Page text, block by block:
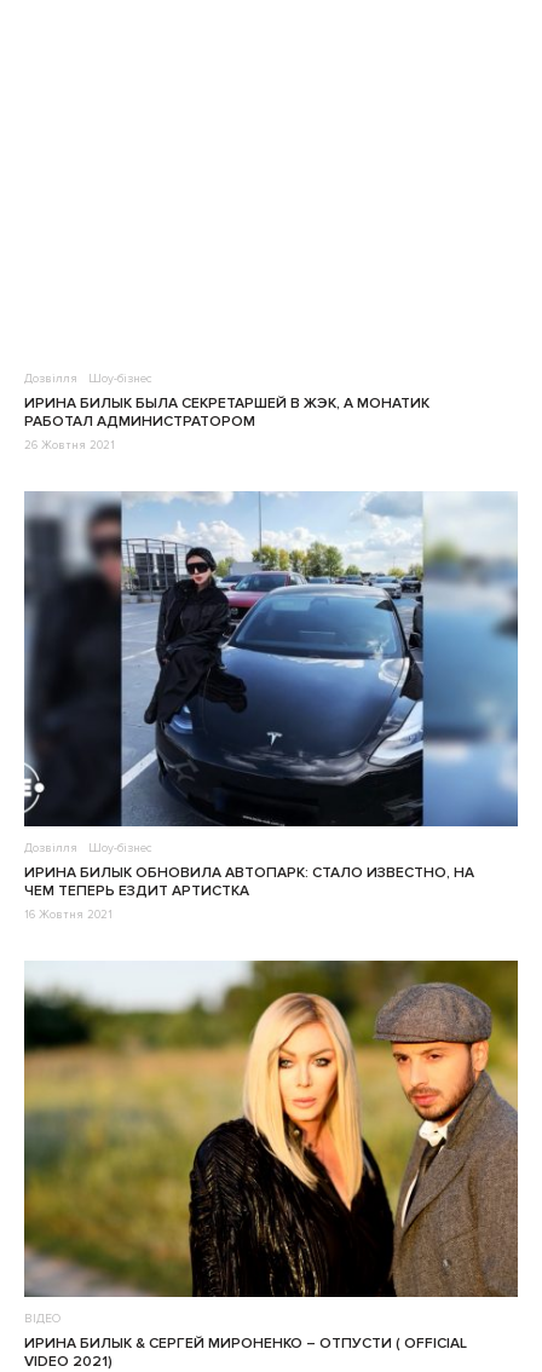
Дозвілля Шоу-бізнес
ИРИНА БИЛЫК БЫЛА СЕКРЕТАРШЕЙ В ЖЭК, А МОНАТИК
РАБОТАЛ АДМИНИСТРАТОРОМ
26 Жовтня 2021
Дозвілля Шоу-бізнес
ИРИНА БИЛЫК ОБНОВИЛА АВТОПАРК: СТАЛО ИЗВЕСТНО, НА
ЧЕМ ТЕПЕРЬ ЕЗДИТ АРТИСТКА
16 Жовтня 2021
ВІДЕО
ИРИНА БИЛЫК & СЕРГЕЙ МИРОНЕНКО – ОТПУСТИ ( OFFICIAL
VIDEO 2021)